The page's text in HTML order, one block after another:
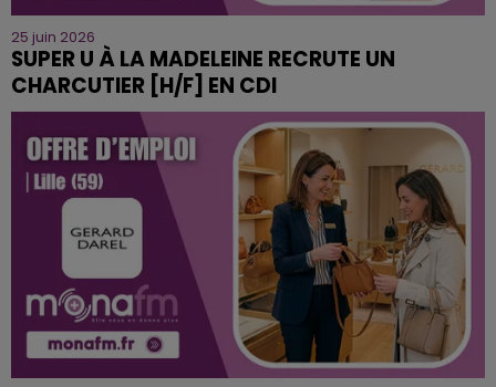
25 juin 2026
SUPER U À LA MADELEINE RECRUTE UN
CHARCUTIER [H/F] EN CDI